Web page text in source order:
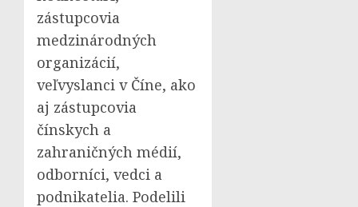
zástupcovia
medzinárodných
organizácií,
veľvyslanci v Číne, ako
aj zástupcovia
čínskych a
zahraničných médií,
odborníci, vedci a
podnikatelia. Podelili